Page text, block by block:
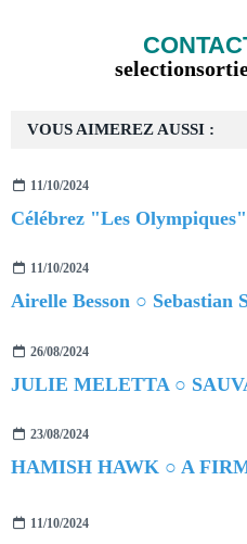
VOUS AIMEREZ AUSSI :
11/10/2024
Célébrez "Les
11/10/2024
Airelle Besson ○ Sebastian
26/08/2024
JULIE MELETTA ○
23/08/2024
HAMISH HAWK ○ A
11/10/2024